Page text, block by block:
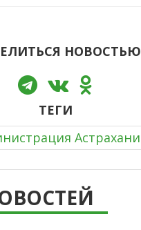
НОВОСТЬЮ
ТЕГИ
Астрахани